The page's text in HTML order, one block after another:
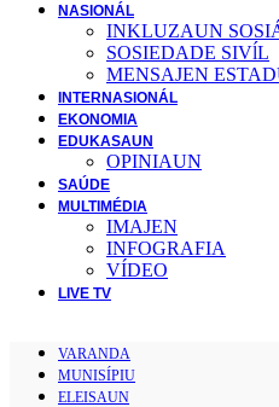
NASIONÁL
INKLUZAUN
SOSIEDADE SIVĺL
MENSAJEN
INTERNASIONÁL
EKONOMIA
EDUKASAUN
OPINIAUN
SAÚDE
MULTIMÉDIA
IMAJEN
INFOGRAFIA
VÍDEO
LIVE TV
VARANDA
MUNISÍPIU
ELEISAUN